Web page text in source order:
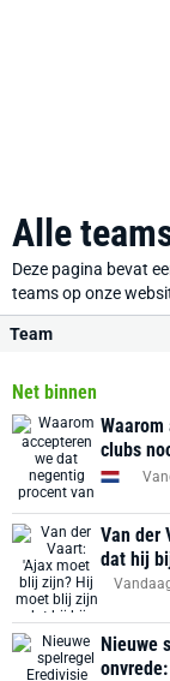
Alle
Deze pagina bevat
teams op onze
Team
Net binnen
clubs
Van der
dat hij
Nieuwe